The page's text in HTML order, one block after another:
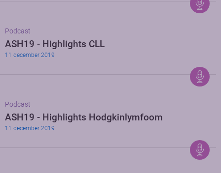
Podcast
ASH19 - Highlights CLL
11 december 2019
Podcast
ASH19 - Highlights Hodgkinlymfoom
11 december 2019